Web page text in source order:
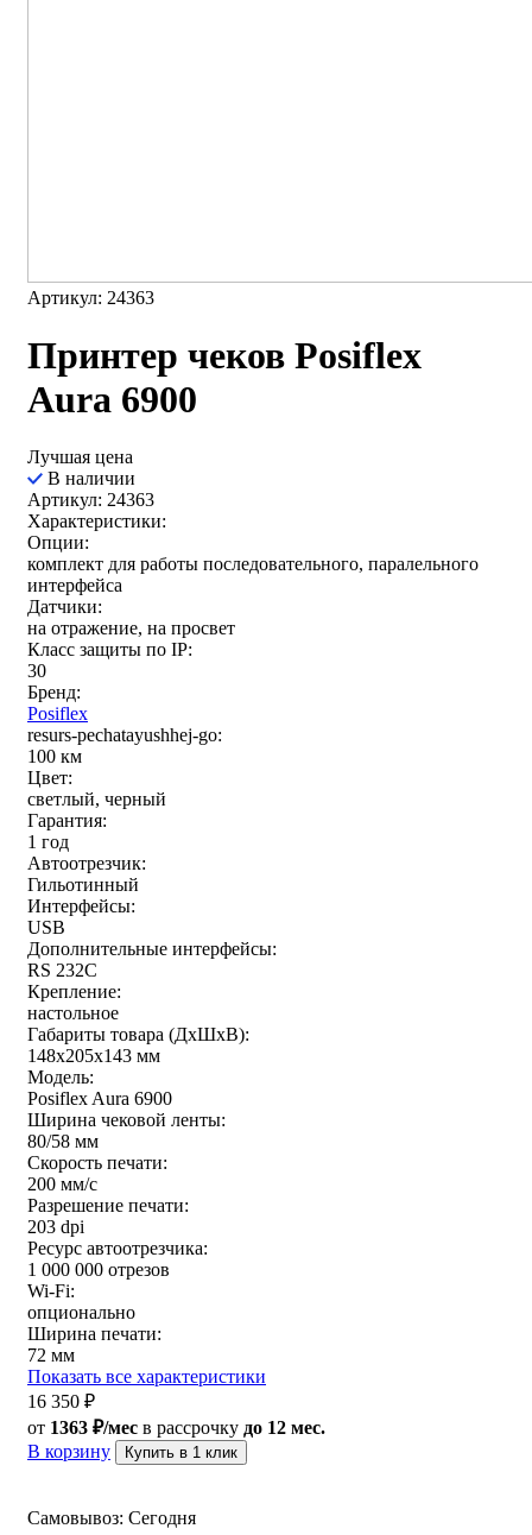
Артикул: 24363
Принтер чеков Posiflex
Aura 6900
Лучшая цена
В наличии
Артикул: 24363
Характеристики:
Опции:
комплект для работы последовательного, паралельного
интерфейса
Датчики:
на отражение, на просвет
Класс защиты по IP:
30
Бренд:
Posiflex
resurs-pechatayushhej-go:
100 км
Цвет:
светлый, черный
Гарантия:
1 год
Автоотрезчик:
Гильотинный
Интерфейсы:
USB
Дополнительные интерфейсы:
RS 232C
Крепление:
настольное
Габариты товара (ДxШxВ):
148x205x143 мм
Модель:
Posiflex Aura 6900
Ширина чековой ленты:
80/58 мм
Скорость печати:
200 мм/с
Разрешение печати:
203 dpi
Ресурс автоотрезчика:
1 000 000 отрезов
Wi-Fi:
опционально
Ширина печати:
72 мм
Показать все характеристики
16 350 ₽
от 1363 ₽/мес в рассрочку до 12 мес.
В корзину
Купить в 1 клик
Самовывоз: Сегодня